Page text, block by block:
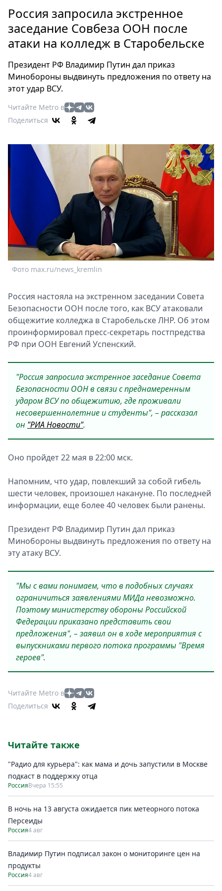
Россия
Мир
Здоровье
Туризм
Мода
Кино
Афиша
Выставки
Пресс-
релизы
Metro
Стримы
Спецпроекты
Звезды
Выборы
2026
Metro
Россия запросила экстренное
заседание Совбеза ООН после
атаки на колледж в Старобельске
Президент РФ Владимир Путин дал приказ
Минобороны выдвинуть предложения по ответу на
этот удар ВСУ.
Читайте Metro в
Поделиться
Фото max.ru/news_kremlin
Россия настояла на экстренном заседании Совета
Безопасности ООН после того, как ВСУ атаковали
общежитие колледжа в Старобельске ЛНР. Об этом
проинформировал пресс-секретарь постпредства
РФ при ООН Евгений Успенский.
"Россия запросила экстренное заседание Совета
Безопасности ООН в связи с преднамеренным
ударом ВСУ по общежитию, где проживали
несовершеннолетние и студенты", – рассказал
он "РИА Новости".
Оно пройдет 22 мая в 22:00 мск.
Напомним, что удар, повлекший за собой гибель
шести человек, произошел накануне. По последней
информации, еще более 40 человек были ранены.
Президент РФ Владимир Путин дал приказ
Минобороны выдвинуть предложения по ответу на
эту атаку ВСУ.
"Мы с вами понимаем, что в подобных случаях
ограничиться заявлениями МИДа невозможно.
Поэтому министерству обороны Российской
Федерации приказано представить свои
предложения", – заявил он в ходе мероприятия с
выпускниками первого потока программы "Время
героев".
Читайте Metro в
Поделиться
Читайте также
"Радио для курьера": как мама и дочь запустили в Москве
подкаст в поддержку отца
РоссияВчера 15:55
В ночь на 13 августа ожидается пик метеорного потока
Персеиды
Россия4 авг
Владимир Путин подписал закон о мониторинге цен на
продукты
Россия4 авг